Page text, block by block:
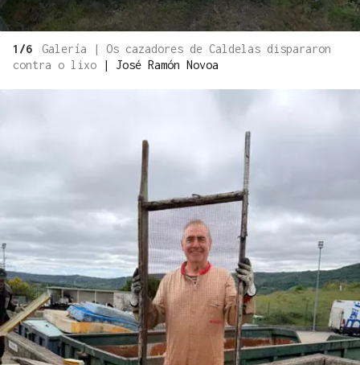
1/6
Galería | Os cazadores de Caldelas dispararon
contra o lixo
| José Ramón Novoa